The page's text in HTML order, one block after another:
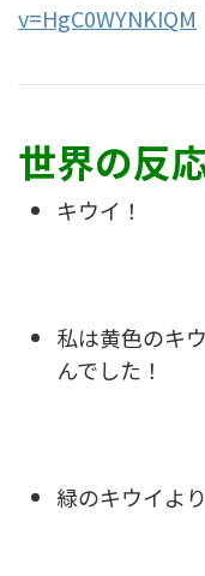
v=HgC0WYNKIQM
世界の反
キウイ！
私は黄色のキ
んでした！
緑のキウイよ